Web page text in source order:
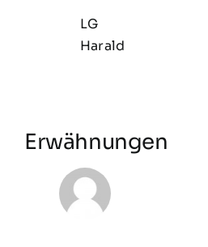
LG
Harald
Erwähnungen